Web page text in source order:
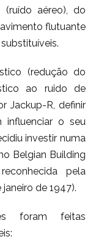
aéreo), do
flutuante
(redução do
ao ruido de
Jackup-R, definir
influenciar o seu
investir numa
Belgian Building
pela
de 1947).
foram feitas